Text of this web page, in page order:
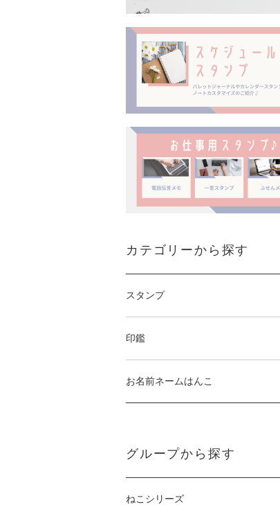
カテゴリーから探す
スタンプ
印鑑
お名前ネームはんこ
グループから探す
ねこシリーズ